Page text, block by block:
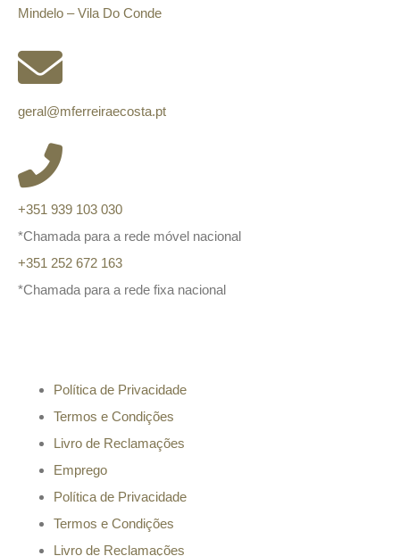
Mindelo – Vila Do Conde
geral@mferreiraecosta.pt
+351 939 103 030
*Chamada para a rede móvel nacional
+351 252 672 163
*Chamada para a rede fixa nacional
Política de Privacidade
Termos e Condições
Livro de Reclamações
Emprego
Política de Privacidade
Termos e Condições
Livro de Reclamações